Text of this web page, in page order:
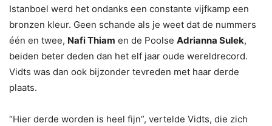
Istanboel werd het ondanks een constante vijfkamp een
bronzen kleur. Geen schande als je weet dat de nummers
één en twee, Nafi Thiam en de Poolse Adrianna Sulek,
beiden beter deden dan het elf jaar oude wereldrecord.
Vidts was dan ook bijzonder tevreden met haar derde
plaats.
“Hier derde worden is heel fijn”, vertelde Vidts, die zich